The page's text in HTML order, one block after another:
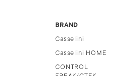
BRAND
Casselini
Casselini HOME
CONTROL